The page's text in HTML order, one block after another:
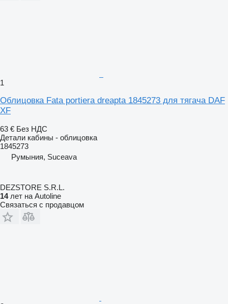
1
Облицовка Fata portiera dreapta 1845273 для тягача DAF
XF
63 € Без НДС
Детали кабины - облицовка
1845273
Румыния, Suceava
DEZSTORE S.R.L.
14лет на Autoline
Связаться с продавцом